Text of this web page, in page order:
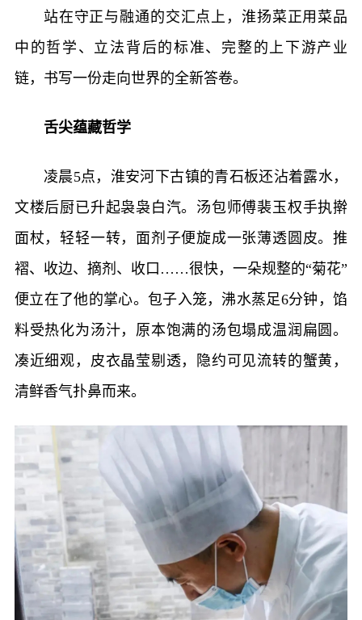
站在守正与融通的交汇点上，淮扬菜正用菜品
中的哲学、立法背后的标准、完整的上下游产业
链，书写一份走向世界的全新答卷。
舌尖蕴藏哲学
凌晨5点，淮安河下古镇的青石板还沾着露水，
文楼后厨已升起袅袅白汽。汤包师傅裴玉权手执擀
面杖，轻轻一转，面剂子便旋成一张薄透圆皮。推
褶、收边、摘剂、收口……很快，一朵规整的“菊花”
便立在了他的掌心。包子入笼，沸水蒸足6分钟，馅
料受热化为汤汁，原本饱满的汤包塌成温润扁圆。
凑近细观，皮衣晶莹剔透，隐约可见流转的蟹黄，
清鲜香气扑鼻而来。